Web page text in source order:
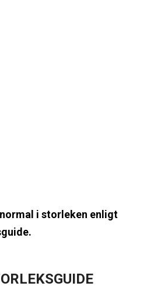
i storleken enligt